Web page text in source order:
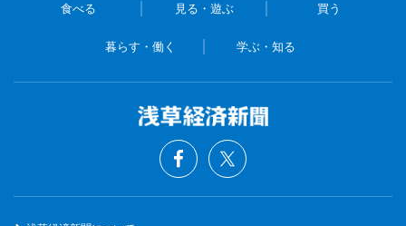
食べる 見る・遊ぶ 買う
暮らす・働く 学ぶ・知る